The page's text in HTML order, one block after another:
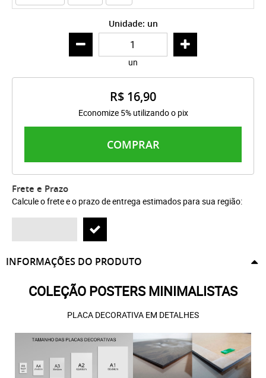
Unidade: un
un
R$ 16,90
Economize 5% utilizando o pix
COMPRAR
Frete e Prazo
Calcule o frete e o prazo de entrega estimados para sua região:
INFORMAÇÕES DO PRODUTO
COLEÇÃO POSTERS MINIMALISTAS
PLACA DECORATIVA EM DETALHES